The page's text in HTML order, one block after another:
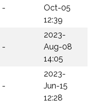
-
Oct-05
12:39
-
2023-
Aug-08
14:05
-
2023-
Jun-15
12:28